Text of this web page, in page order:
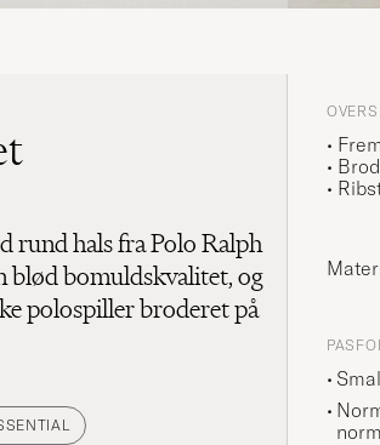
rund hals fra Polo Ralph
blød bomuldskvalitet, og
polospiller broderet på
•
•
•
Smal